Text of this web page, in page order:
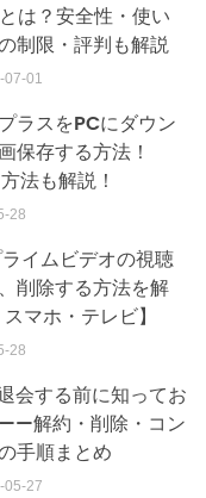
は？安全性・使い
制限・評判も解説
07-01
ラスをPCにダウン
保存する方法！
法も解説！
28
イムビデオの視聴
削除する方法を解
マホ・テレビ】
28
する前に知ってお
解約・削除・コン
手順まとめ
05-27